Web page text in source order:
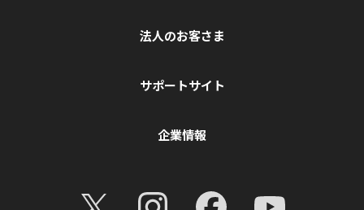
法人のお客さま
サポートサイト
企業情報